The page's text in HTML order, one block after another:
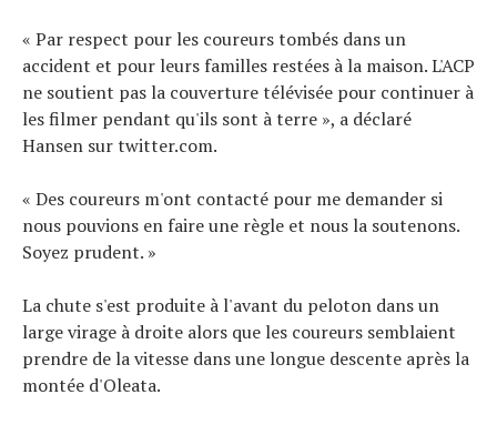
« Par respect pour les coureurs tombés dans un
accident et pour leurs familles restées à la maison. L'ACP
ne soutient pas la couverture télévisée pour continuer à
les filmer pendant qu'ils sont à terre », a déclaré
Hansen sur twitter.com.
« Des coureurs m'ont contacté pour me demander si
nous pouvions en faire une règle et nous la soutenons.
Soyez prudent. »
La chute s'est produite à l'avant du peloton dans un
large virage à droite alors que les coureurs semblaient
prendre de la vitesse dans une longue descente après la
montée d'Oleata.